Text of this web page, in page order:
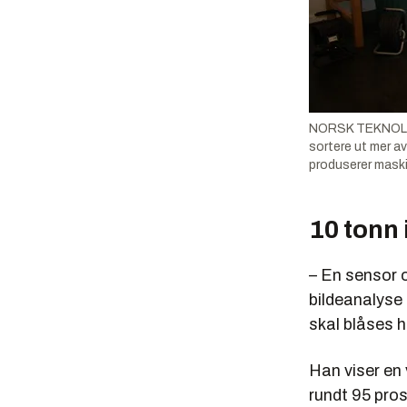
NORSK
sortere ut mer
produserer
10 tonn
– En sensor
skal blåses
Han viser
rundt 95